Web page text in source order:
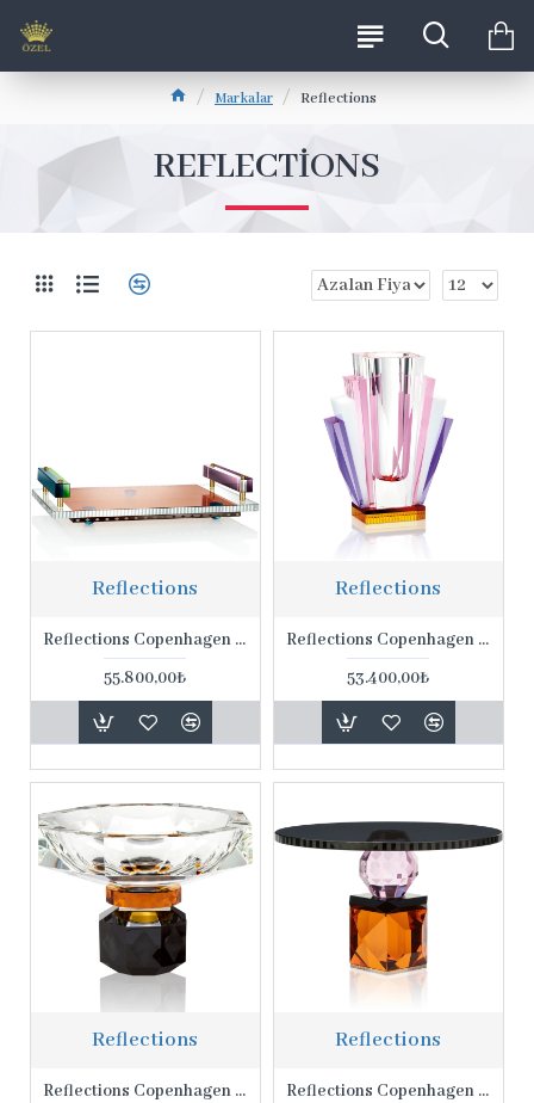
Markalar Reflections
REFLECTIONS
Reflections
Reflections Copenhagen Fontana 44*26*9 Cm Tepsi
55.800,00₺
Reflections
Reflections Copenhagen 8*17,5*23 CM South Beach Vazo
53.400,00₺
Reflections
Reflections Copenhagen Arizona 22*22*16,5 Cm Ayaklı Kâse
Reflections
Reflections Copenhagen Savannah 28*17,5*28 Cm Tepsi